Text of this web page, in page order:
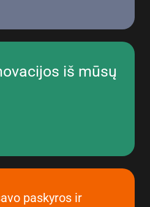
iš mūsų
paskyros ir